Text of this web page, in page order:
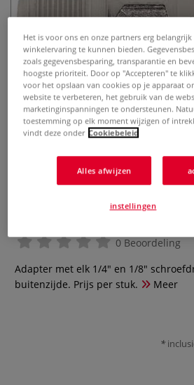
1/4“ – 1/8“ Adapter
0 Beoordeling
Adapter met elk 1/4" en 1/8"
buitenzijde. Prijs per stuk.
Meer
Het is voor ons en onze partners erg
winkelervaring te kunnen bieden.
zoals gegevensbesparing, transparantie en
hoogste prioriteit. Door op "Accepteren" te
voor het opslaan van cookies op je apparaat
website te verbeteren, het gebruik van de
marketinginspanningen te ondersteunen.
toestemming op elk moment wijzigen of
vindt deze onder Cookiebeleid
Alles afwijzen
instellingen